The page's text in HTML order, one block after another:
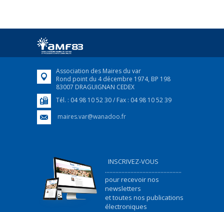
Afin d’accompagner au mieux les réfugiés
FEUILLETER
Association des Maires du var
Rond point du 4 décembre 1974, BP 198
83007 DRAGUIGNAN CEDEX
Tél. : 04 98 10 52 30 / Fax : 04 98 10 52 39
maires.var@wanadoo.fr
INSCRIVEZ-VOUS
...................................................
pour recevoir nos
newsletters
et toutes nos publications
électroniques